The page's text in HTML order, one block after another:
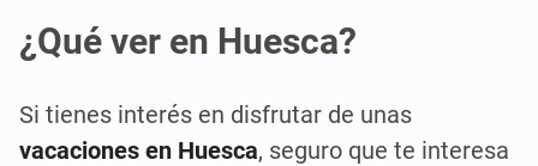
¿Qué ver en Huesca?
Si tienes interés en disfrutar de unas
vacaciones en Huesca, seguro que te interesa